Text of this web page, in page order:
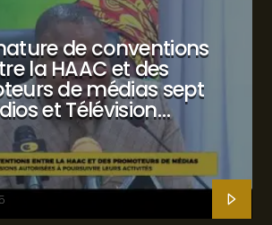
de conventions
la HAAC et des
de médias sept
et Télévision…